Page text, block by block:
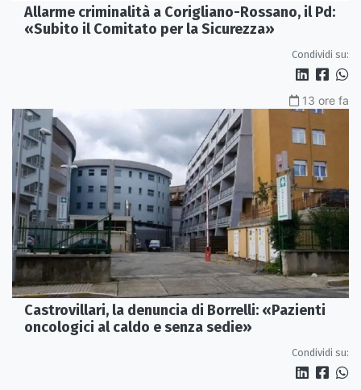
Allarme criminalità a Corigliano-Rossano, il Pd:
«Subito il Comitato per la Sicurezza»
Condividi su:
13 ore fa
Castrovillari, la denuncia di Borrelli: «Pazienti
oncologici al caldo e senza sedie»
Condividi su: